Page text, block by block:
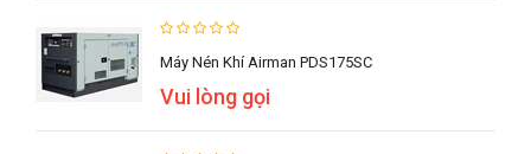
Máy Nén Khí Airman PDS175SC
Vui lòng gọi